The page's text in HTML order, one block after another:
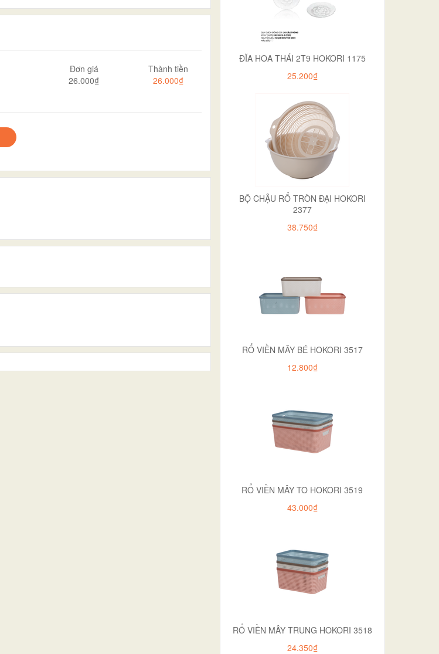
Đơn giá
26.000₫
Thành tiền
26.000₫
ĐĨA HOA THÁI 2T9 HOKORI 1175
25.200₫
BỘ CHẬU RỔ TRÒN ĐẠI HOKORI
2377
38.750₫
RỔ VIỀN MÂY BÉ HOKORI 3517
12.800₫
RỔ VIỀN MÂY TO HOKORI 3519
43.000₫
RỔ VIỀN MÂY TRUNG HOKORI 3518
24.350₫